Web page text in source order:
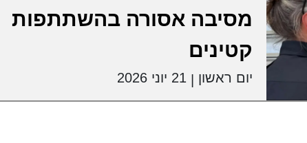
מסיבה אסורה בהשתתפות
קטינים
יום ראשון 21 יוני 2026